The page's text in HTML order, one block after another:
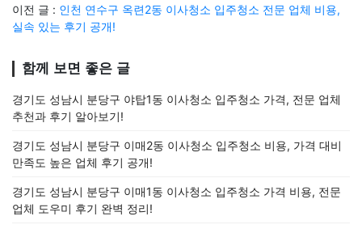
이전 글 : 인천 연수구 옥련2동 이사청소 입주청소 전문 업체 비용,
실속 있는 후기 공개!
함께 보면 좋은 글
경기도 성남시 분당구 야탑1동 이사청소 입주청소 가격, 전문 업체
추천과 후기 알아보기!
경기도 성남시 분당구 이매2동 이사청소 입주청소 비용, 가격 대비
만족도 높은 업체 후기 공개!
경기도 성남시 분당구 이매1동 이사청소 입주청소 가격 비용, 전문
업체 도우미 후기 완벽 정리!